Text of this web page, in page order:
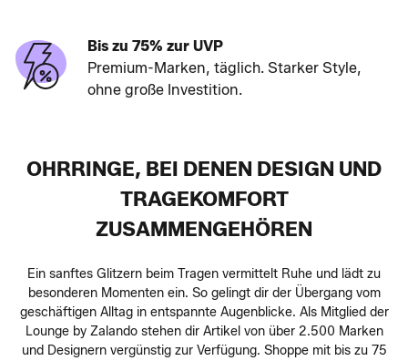
Bis zu 75% zur UVP
Premium-Marken, täglich. Starker Style,
ohne große Investition.
OHRRINGE, BEI DENEN DESIGN UND
TRAGEKOMFORT
ZUSAMMENGEHÖREN
Ein sanftes Glitzern beim Tragen vermittelt Ruhe und lädt zu
besonderen Momenten ein. So gelingt dir der Übergang vom
geschäftigen Alltag in entspannte Augenblicke. Als Mitglied der
Lounge by Zalando stehen dir Artikel von über 2.500 Marken
und Designern vergünstig zur Verfügung. Shoppe mit bis zu 75